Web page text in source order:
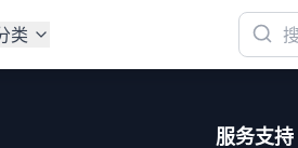
类
服务支持